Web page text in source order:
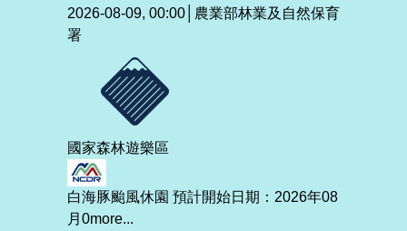
2026-08-09, 00:00│農業部林業及自然保育
署
國家森林遊樂區
白海豚颱風休園 預計開始日期：2026年08
月0more...